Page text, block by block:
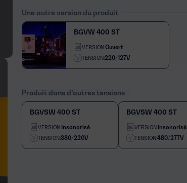
Une autre version du produit
BGVW 400 ST
VERSION:Ouvert
TENSION:220/127V
Produit dans d’autres tensions
BGVSW 400 ST
VERSION:Insonorisé
TENSION:380/220V
BGVSW 400 ST
VERSION:Insonorisé
TENSION:480/277V